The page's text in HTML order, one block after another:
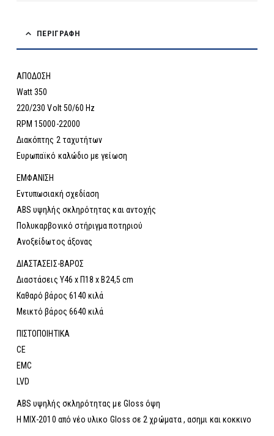
ΠΕΡΙΓΡΑΦΉ
ΑΠΟΔΟΣΗ
Watt 350
220/230 Volt 50/60 Hz
RPM 15000-22000
Διακόπτης 2 ταχυτήτων
Ευρωπαϊκό καλώδιο με γείωση
ΕΜΦΑΝΙΣΗ
Εντυπωσιακή σχεδίαση
ABS υψηλής σκληρότητας και αντοχής
Πολυκαρβονικό στήριγμα ποτηριού
Ανοξείδωτος άξονας
ΔΙΑΣΤΑΣΕΙΣ-ΒΑΡΟΣ
Διαστάσεις Υ46 x Π18 x Β24,5 cm
Καθαρό βάρος 6140 κιλά
Μεικτό βάρος 6640 κιλά
ΠΙΣΤΟΠΟΙΗΤΙΚΑ
CE
EMC
LVD
ABS υψηλής σκληρότητας με Gloss όψη
Η ΜΙΧ-2010 από νέο υλικο Gloss σε 2 χρώματα , ασημι και κοκκινο